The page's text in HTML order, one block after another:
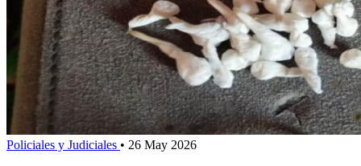
Policiales y Judiciales • 26 May 2026